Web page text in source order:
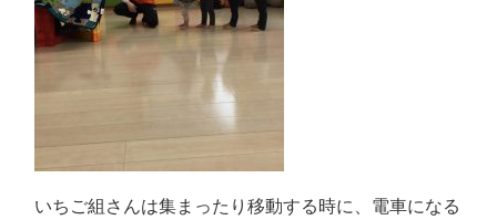
いちご組さんは集まったり移動する時に、電車になる